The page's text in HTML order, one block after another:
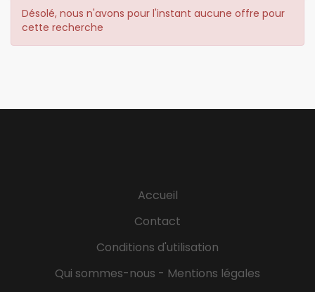
Désolé, nous n'avons pour l'instant aucune offre pour
cette recherche
Accueil
Contact
Conditions d'utilisation
Qui sommes-nous - Mentions légales